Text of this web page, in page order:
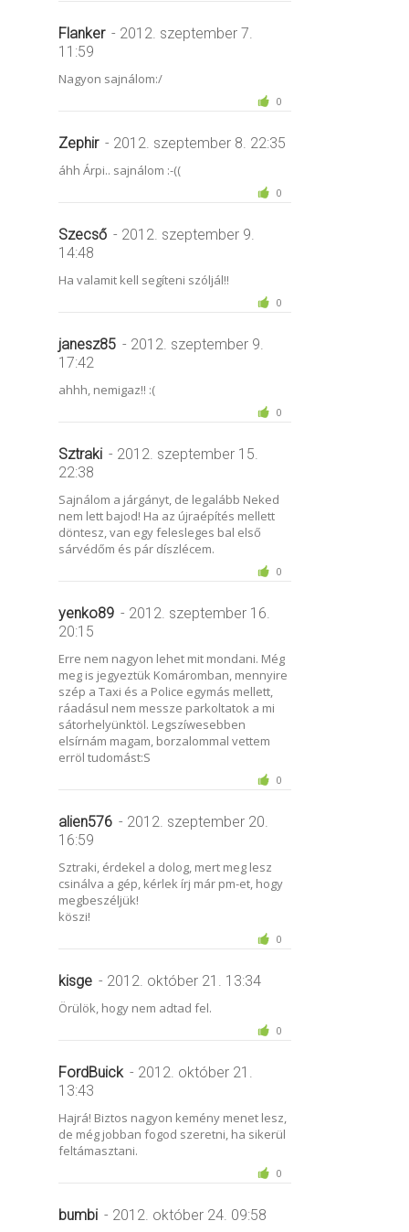
Flanker - 2012. szeptember 7.
11:59
Nagyon sajnálom:/
0
Zephir - 2012. szeptember 8. 22:35
áhh Árpi.. sajnálom :-((
0
Szecső - 2012. szeptember 9.
14:48
Ha valamit kell segíteni szóljál!!
0
janesz85 - 2012. szeptember 9.
17:42
ahhh, nemigaz!! :(
0
Sztraki - 2012. szeptember 15.
22:38
Sajnálom a járgányt, de legalább Neked
nem lett bajod! Ha az újraépítés mellett
döntesz, van egy felesleges bal első
sárvédőm és pár díszlécem.
0
yenko89 - 2012. szeptember 16.
20:15
Erre nem nagyon lehet mit mondani. Még
meg is jegyeztük Komáromban, mennyire
szép a Taxi és a Police egymás mellett,
ráadásul nem messze parkoltatok a mi
sátorhelyünktöl. Legszíwesebben
elsírnám magam, borzalommal vettem
erröl tudomást:S
0
alien576 - 2012. szeptember 20.
16:59
Sztraki, érdekel a dolog, mert meg lesz
csinálva a gép, kérlek írj már pm-et, hogy
megbeszéljük!
köszi!
0
kisge - 2012. október 21. 13:34
Örülök, hogy nem adtad fel.
0
FordBuick - 2012. október 21.
13:43
Hajrá! Biztos nagyon kemény menet lesz,
de még jobban fogod szeretni, ha sikerül
feltámasztani.
0
bumbi - 2012. október 24. 09:58